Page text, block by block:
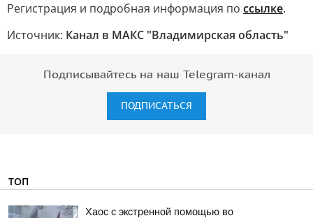
Регистрация и подробная информация по ссылке.
Источник: Канал в МАКС "Владимирская область"
Подписывайтесь на наш Telegram-канал
ПОДПИСАТЬСЯ
ТОП
Хаос с экстренной помощью во